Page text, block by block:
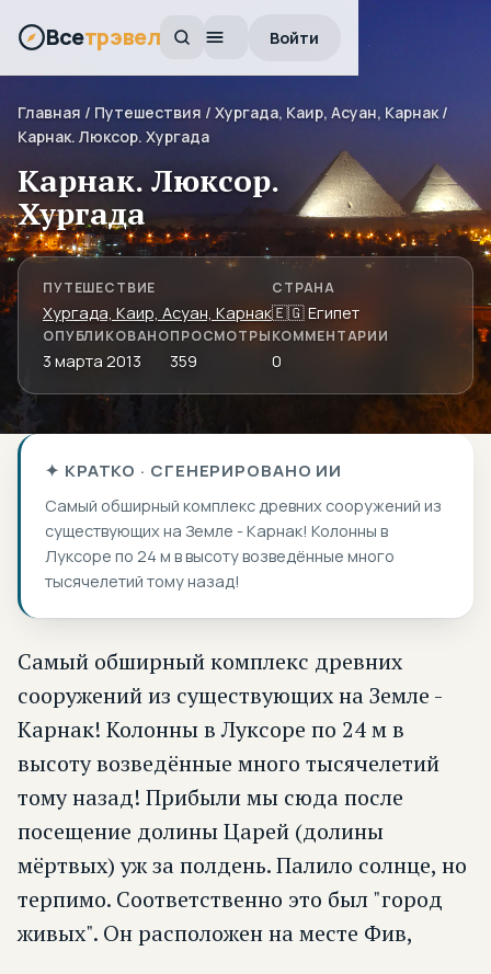
Всетрэвел Войти
Главная / Путешествия / Хургада, Каир, Асуан, Карнак/
Карнак. Люксор. Хургада
Карнак. Люксор.
Хургада
ПУТЕШЕСТВИЕ
Хургада, Каир, Асуан, Карнак
СТРАНА
🇪🇬 Египет
ОПУБЛИКОВАНО
3 марта 2013
ПРОСМОТРЫ
359
КОММЕНТАРИИ
0
✦ КРАТКО · СГЕНЕРИРОВАНО ИИ
Самый обширный комплекс древних сооружений из
существующих на Земле - Карнак! Колонны в
Луксоре по 24 м в высоту возведённые много
тысячелетий тому назад!
Самый обширный комплекс древних
сооружений из существующих на Земле -
Карнак! Колонны в Луксоре по 24 м в
высоту возведённые много тысячелетий
тому назад! Прибыли мы сюда после
посещение долины Царей (долины
мёртвых) уж за полдень. Палило солнце, но
терпимо. Соответственно это был "город
живых". Он расположен на месте Фив,